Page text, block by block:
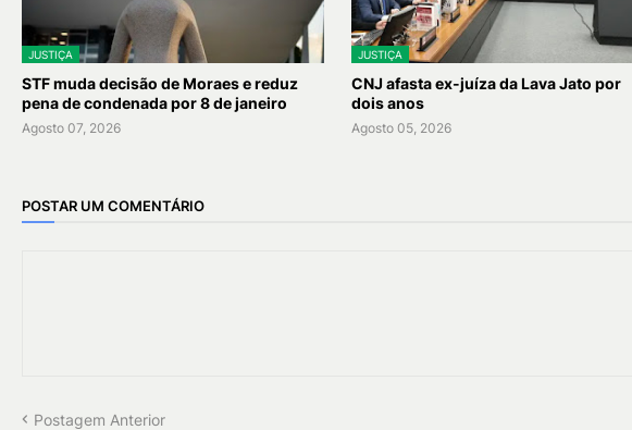
JUSTIÇA
STF muda decisão de Moraes e reduz
pena de condenada por 8 de janeiro
Agosto 07, 2026
JUSTIÇA
CNJ afasta ex-juíza da Lava Jato por
dois anos
Agosto 05, 2026
POSTAR UM COMENTÁRIO
Postagem Anterior